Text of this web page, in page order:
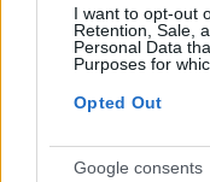
I want to opt-out
Retention, Sale,
Personal Data
Purposes for
Opted Out
Google consents
Desenvolvimento
Entrevista
Expo RH
IA